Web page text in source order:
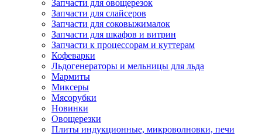
Запчасти для овощерезок
Запчасти для слайсеров
Запчасти для соковыжималок
Запчасти для шкафов и витрин
Запчасти к процессорам и куттерам
Кофеварки
Льдогенераторы и мельницы для льда
Мармиты
Миксеры
Мясорубки
Новинки
Овощерезки
Плиты индукционные, микроволновки, печи